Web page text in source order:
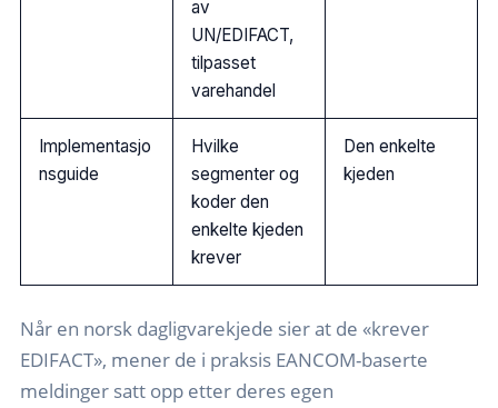
av
UN/EDIFACT,
tilpasset
varehandel
Implementasjo
nsguide
Hvilke
segmenter og
koder den
enkelte kjeden
krever
Den enkelte
kjeden
Når en norsk dagligvarekjede sier at de «krever
EDIFACT», mener de i praksis EANCOM-baserte
meldinger satt opp etter deres egen